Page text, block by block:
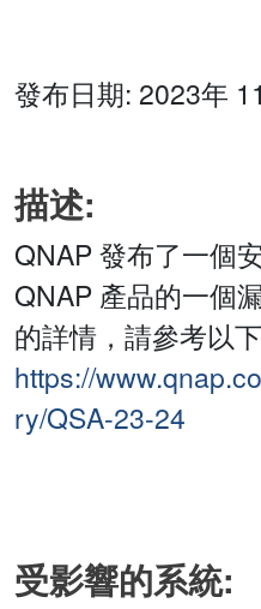
發布日期: 2023年
描述:
QNAP 發布了一個
QNAP 產品的一個
的詳情，請參考以
https://
ry/QSA-23-24
受影響的系統: